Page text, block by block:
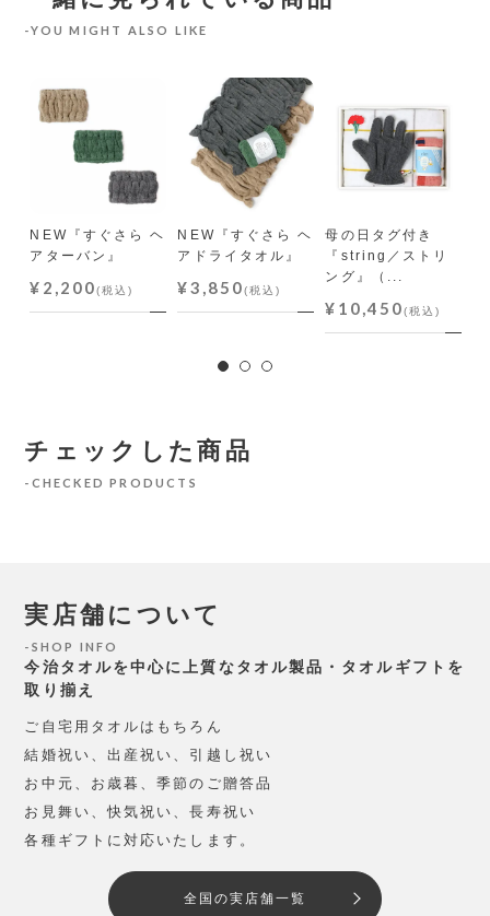
YOU MIGHT ALSO LIKE
NEW『すぐさら ヘ
アターバン』
¥2,200(税込)
NEW『すぐさら ヘ
アドライタオル』
¥3,850(税込)
母の日タグ付き
『string／ストリ
ング』（...
¥10,450(税込)
チェックした商品
CHECKED PRODUCTS
実店舗について
SHOP INFO
今治タオルを中心に上質なタオル製品・タオルギフトを
取り揃え
ご自宅用タオルはもちろん
結婚祝い、出産祝い、引越し祝い
お中元、お歳暮、季節のご贈答品
お見舞い、快気祝い、長寿祝い
各種ギフトに対応いたします。
全国の実店舗一覧